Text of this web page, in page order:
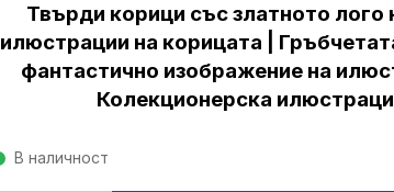
Твърди корици със златното лого
илюстрации на корицата |
фантастично изображение на
Колекционерска
В наличност